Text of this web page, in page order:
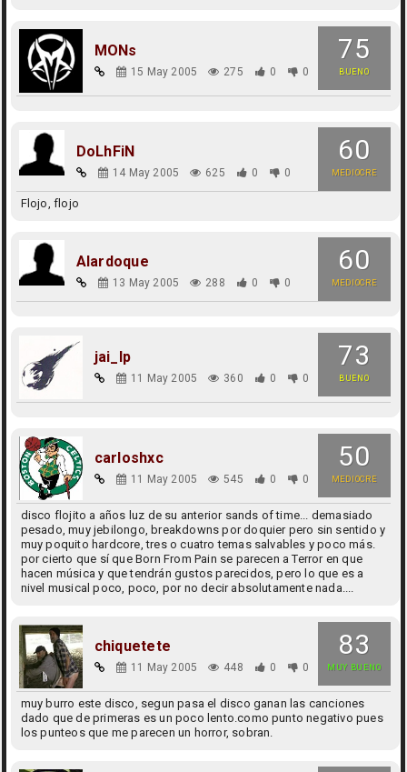
75
BUENO
MONs
15 May 2005 275 0 0
60
MEDIOCRE
DoLhFiN
14 May 2005 625 0 0
Flojo, flojo
60
MEDIOCRE
Alardoque
13 May 2005 288 0 0
73
BUENO
jai_lp
11 May 2005 360 0 0
50
MEDIOCRE
carloshxc
11 May 2005 545 0 0
disco flojito a años luz de su anterior sands of time... demasiado
pesado, muy jebilongo, breakdowns por doquier pero sin sentido y
muy poquito hardcore, tres o cuatro temas salvables y poco más.
por cierto que sí que Born From Pain se parecen a Terror en que
hacen música y que tendrán gustos parecidos, pero lo que es a
nivel musical poco, poco, por no decir absolutamente nada....
83
MUY BUENO
chiquetete
11 May 2005 448 0 0
muy burro este disco, segun pasa el disco ganan las canciones
dado que de primeras es un poco lento.como punto negativo pues
los punteos que me parecen un horror, sobran.